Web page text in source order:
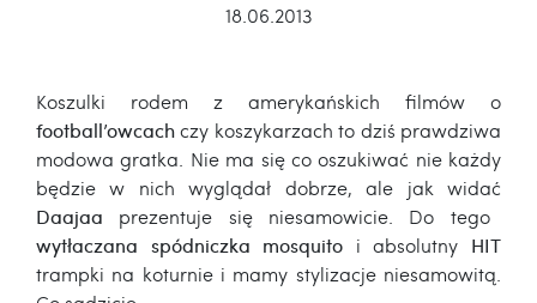
18.06.2013
Koszulki rodem z amerykańskich filmów o
football’owcachczy koszykarzach to dziś prawdziwa
modowa gratka. Nie ma się co oszukiwać nie każdy
będzie w nich wyglądał dobrze, ale jak widać
Daajaa prezentuje się niesamowicie. Do tego
wytłaczana spódniczka mosquito i absolutny HIT
trampki na koturnie i mamy stylizacje niesamowitą.